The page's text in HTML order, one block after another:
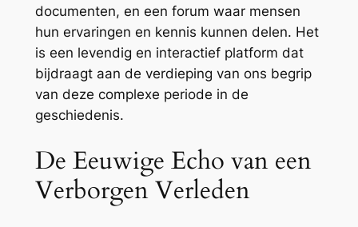
documenten, en een forum waar mensen
hun ervaringen en kennis kunnen delen. Het
is een levendig en interactief platform dat
bijdraagt aan de verdieping van ons begrip
van deze complexe periode in de
geschiedenis.
De Eeuwige Echo van een
Verborgen Verleden